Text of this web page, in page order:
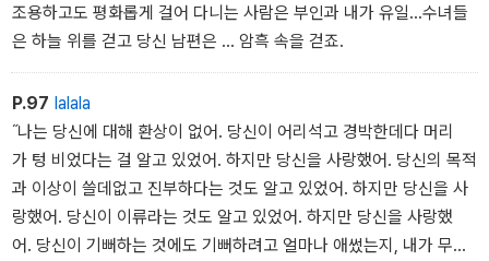
조용하고도 평화롭게 걸어 다니는 사람은 부인과 내가 유일...수녀들
은 하늘 위를 걷고 당신 남편은 ... 암흑 속을 걷죠.
P.97 lalala
˝나는 당신에 대해 환상이 없어. 당신이 어리석고 경박한데다 머리
가 텅 비었다는 걸 알고 있었어. 하지만 당신을 사랑했어. 당신의 목적
과 이상이 쓸데없고 진부하다는 것도 알고 있었어. 하지만 당신을 사
랑했어. 당신이 이류라는 것도 알고 있었어. 하지만 당신을 사랑했
어. 당신이 기뻐하는 것에도 기뻐하려고 얼마나 애썼는지, 내가 무지